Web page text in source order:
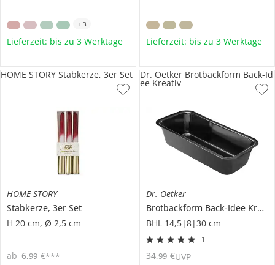
+ 3
Lieferzeit: bis zu 3 Werktage Lieferzeit: bis zu 3 Werktage
HOME STORY
Stabkerze, 3er Set
H 20 cm, Ø 2,5 cm
ab 6,99 €***
HOME STORY Stabkerze, 3er Set
Dr. Oetker
Brotbackform Back-Idee Kreativ
BHL 14,5|8|30 cm
1
34,99 €UVP
Dr. Oetker Brotbackform Back-Id
ee Kreativ